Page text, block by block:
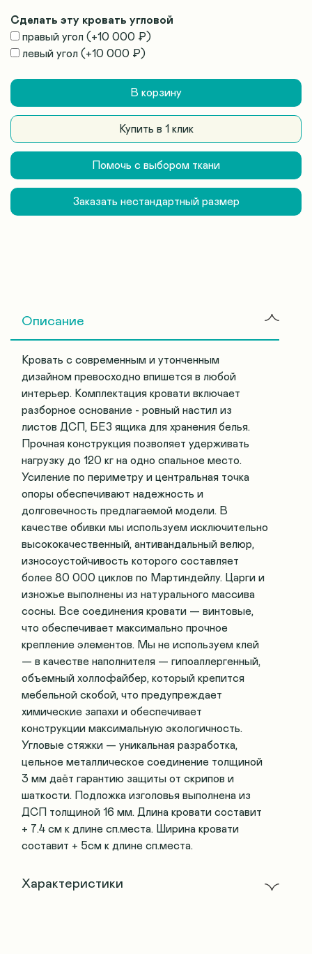
Сделать эту кровать угловой
правый угол (+10 000 ₽)
левый угол (+10 000 ₽)
В корзину
Купить в 1 клик
Помочь с выбором ткани
Заказать нестандартный размер
Описание
Кровать с современным и утонченным
дизайном превосходно впишется в любой
интерьер. Комплектация кровати включает
разборное основание - ровный настил из
листов ДСП, БЕЗ ящика для хранения белья.
Прочная конструкция позволяет удерживать
нагрузку до 120 кг на одно спальное место.
Усиление по периметру и центральная точка
опоры обеспечивают надежность и
долговечность предлагаемой модели. В
качестве обивки мы используем исключительно
высококачественный, антивандальный велюр,
износоустойчивость которого составляет
более 80 000 циклов по Мартиндейлу. Царги и
изножье выполнены из натурального массива
сосны. Все соединения кровати — винтовые,
что обеспечивает максимально прочное
крепление элементов. Мы не используем клей
— в качестве наполнителя — гипоаллергенный,
объемный холлофайбер, который крепится
мебельной скобой, что предупреждает
химические запахи и обеспечивает
конструкции максимальную экологичность.
Угловые стяжки — уникальная разработка,
цельное металлическое соединение толщиной
3 мм даёт гарантию защиты от скрипов и
шаткости. Подложка изголовья выполнена из
ДСП толщиной 16 мм. Длина кровати составит
+ 7.4 см к длине сп.места. Ширина кровати
составит + 5см к длине сп.места.
Характеристики